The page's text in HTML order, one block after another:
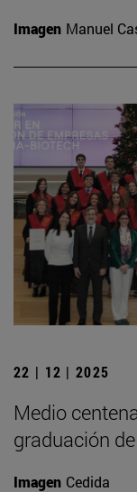
Imagen Manuel
22 | 12 | 2025
Medio
graduación
Imagen Cedida